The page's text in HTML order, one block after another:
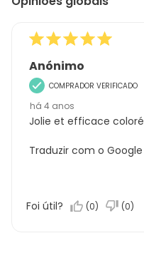
Anónimo
COMPRADOR VERIFICADO
há 4 anos
Jolie et efficace coloré
Traduzir com o Google
Foi útil? (0) (0)